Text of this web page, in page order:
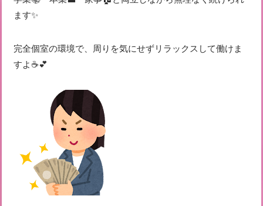
ます✨
完全個室の環境で、周りを気にせずリラックスして働けま
すよ☕💕